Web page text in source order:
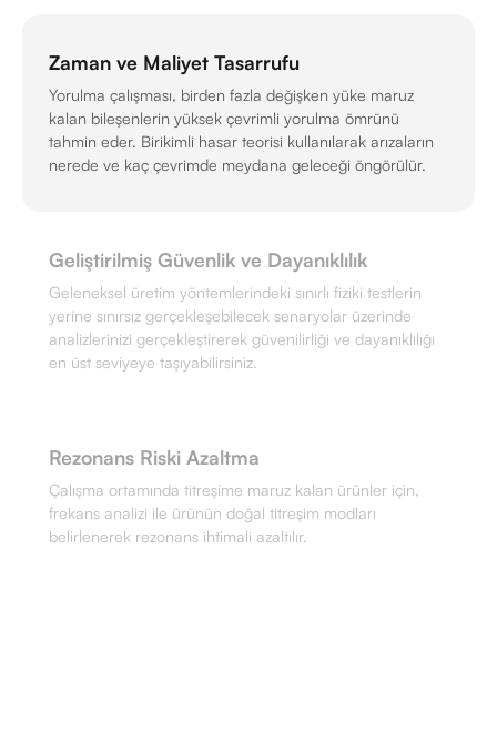
Zaman ve Maliyet Tasarrufu
Yorulma çalışması, birden fazla değişken yüke maruz
kalan bileşenlerin yüksek çevrimli yorulma ömrünü
tahmin eder. Birikimli hasar teorisi kullanılarak arızaların
nerede ve kaç çevrimde meydana geleceği öngörülür.
Geliştirilmiş Güvenlik ve Dayanıklılık
Geleneksel üretim yöntemlerindeki sınırlı fiziki testlerin
yerine sınırsız gerçekleşebilecek senaryolar üzerinde
analizlerinizi gerçekleştirerek güvenilirliği ve dayanıklılığı
en üst seviyeye taşıyabilirsiniz.
Rezonans Riski Azaltma
Çalışma ortamında titreşime maruz kalan ürünler için,
frekans analizi ile ürünün doğal titreşim modları
belirlenerek rezonans ihtimali azaltılır.